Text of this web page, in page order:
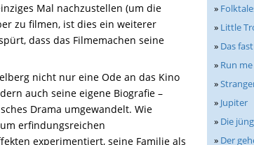
Mal nachzustellen (um die
zu filmen, ist dies ein weiterer
dass das Filmemachen seine
nicht nur eine Ode an das Kino
auch seine eigene Biografie –
Drama umgewandelt. Wie
erfindungsreichen
experimentiert, seine Familie als
»
» Little
» Das
» Run
»
» Jupiter
» Die
» Der